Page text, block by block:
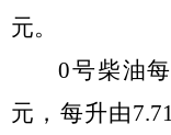
元。
0号柴油
元 ，每升由